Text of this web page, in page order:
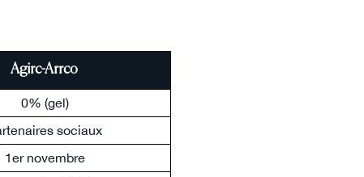
Agirc-Arrco
0% (gel)
sociaux
1er novembre